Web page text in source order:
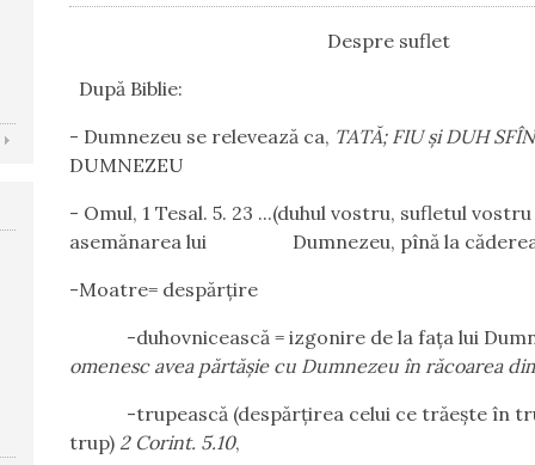
Despre suflet
După Biblie:
- Dumnezeu se relevează ca, TATĂ; FIU şi DUH
DUMNEZEU
- Omul, 1 Tesal. 5. 23 ...(duhul vostru, sufletul
asemănarea lui
Dumnezeu, pînă la
-Moatre= despărţire
-duhovnicească = izgonire de la faţa lui
omenesc avea părtăşie cu Dumnezeu în răcoarea
-trupească (despărţirea celui ce trăeşte în
trup) 2 Corint. 5.10,